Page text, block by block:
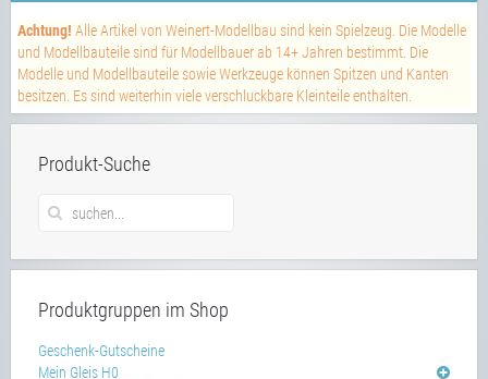
Achtung! Alle Artikel von Weinert-Modellbau sind kein Spielzeug. Die Modelle
und Modellbauteile sind für Modellbauer ab 14+ Jahren bestimmt. Die
Modelle und Modellbauteile sowie Werkzeuge können Spitzen und Kanten
besitzen. Es sind weiterhin viele verschluckbare Kleinteile enthalten.
Produkt-Suche
Produktgruppen im Shop
Geschenk-Gutscheine
Mein Gleis H0